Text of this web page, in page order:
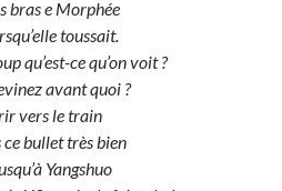
bras e Morphée
toussait.
qu’est-ce qu’on voit ?
avant quoi ?
vers le train
bullet très bien
Yangshuo